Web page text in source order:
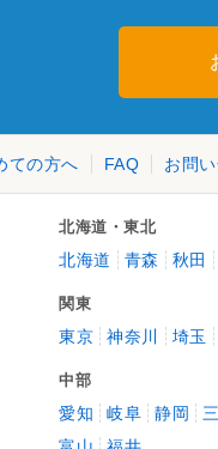
ての方へ FAQ お問
北海道・東北
北海道 青森 秋田
関東
東京 神奈川 埼玉
中部
愛知 岐阜 静岡